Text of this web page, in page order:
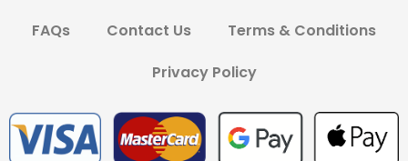
FAQs
Contact Us
Terms & Conditions
Privacy Policy